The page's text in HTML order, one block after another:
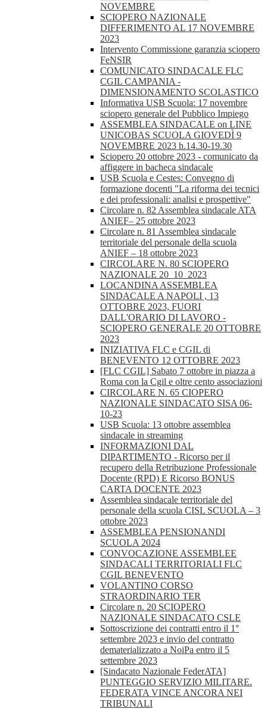
NOVEMBRE
SCIOPERO NAZIONALE
DIFFERIMENTO AL 17 NOVEMBRE
2023
Intervento Commissione garanzia sciopero
FeNSIR
COMUNICATO SINDACALE FLC
CGIL CAMPANIA -
DIMENSIONAMENTO SCOLASTICO
Informativa USB Scuola: 17 novembre
sciopero generale del Pubblico Impiego
ASSEMBLEA SINDACALE on LINE
UNICOBAS SCUOLA GIOVEDÌ 9
NOVEMBRE 2023 h.14.30-19.30
Sciopero 20 ottobre 2023 - comunicato da
affiggere in bacheca sindacale
USB Scuola e Cestes: Convegno di
formazione docenti "La riforma dei tecnici
e dei professionali: analisi e prospettive"
Circolare n. 82 Assemblea sindacale ATA
ANIEF– 25 ottobre 2023
Circolare n. 81 Assemblea sindacale
territoriale del personale della scuola
ANIEF – 18 ottobre 2023
CIRCOLARE N. 80 SCIOPERO
NAZIONALE 20_10_2023
LOCANDINA ASSEMBLEA
SINDACALE A NAPOLI , 13
OTTOBRE 2023, FUORI
DALL'ORARIO DI LAVORO -
SCIOPERO GENERALE 20 OTTOBRE
2023
INIZIATIVA FLC e CGIL di
BENEVENTO 12 OTTOBRE 2023
[FLC CGIL] Sabato 7 ottobre in piazza a
Roma con la Cgil e oltre cento associazioni
CIRCOLARE N. 65 CIOPERO
NAZIONALE SINDACATO SISA 06-
10-23
USB Scuola: 13 ottobre assemblea
sindacale in streaming
INFORMAZIONI DAL
DIPARTIMENTO - Ricorso per il
recupero della Retribuzione Professionale
Docente (RPD) E Ricorso BONUS
CARTA DOCENTE 2023
Assemblea sindacale territoriale del
personale della scuola CISL SCUOLA – 3
ottobre 2023
ASSEMBLEA PENSIONANDI
SCUOLA 2024
CONVOCAZIONE ASSEMBLEE
SINDACALI TERRITORIALI FLC
CGIL BENEVENTO
VOLANTINO CORSO
STRAORDINARIO TER
Circolare n. 20 SCIOPERO
NAZIONALE SINDACATO CSLE
Sottoscrizione dei contratti entro il 1°
settembre 2023 e invio del contratto
dematerializzato a NoiPa entro il 5
settembre 2023
[Sindacato Nazionale FederATA]
PUNTEGGIO SERVIZIO MILITARE.
FEDERATA VINCE ANCORA NEI
TRIBUNALI